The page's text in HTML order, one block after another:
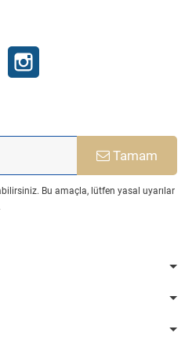
Pinterest
Tamam
Bu amaçla, lütfen yasal uyarılar